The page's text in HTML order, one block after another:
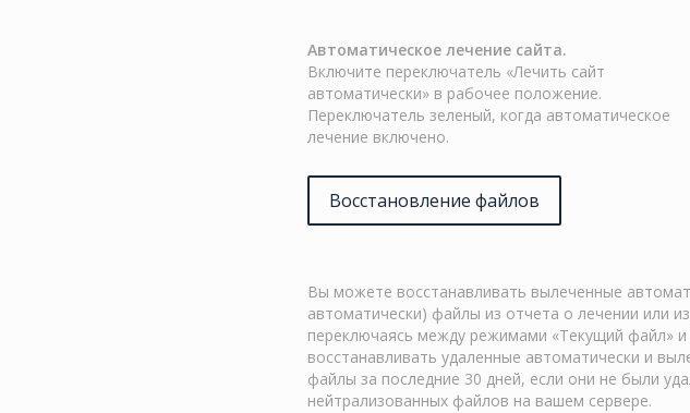
Автоматическое лечение сайта.
Включите переключатель «Лечить сайт
автоматически» в рабочее положение.
Переключатель зеленый, когда автоматическое
лечение включено.
Восстановление файлов
Вы можете восстанавливать вылеченные
автоматически) файлы из отчета о лечении или
переключаясь между режимами «Текущий файл»
восстанавливать удаленные автоматически и
файлы за последние 30 дней, если они не были
нейтрализованных файлов на вашем сервере.